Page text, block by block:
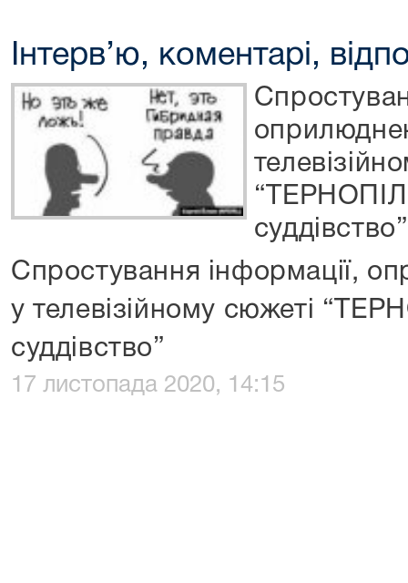
Інтерв’ю, коментарі,
суддівство”
Спростування інформації,
у телевізійному сюжеті
суддівство”
17 листопада 2020, 14:15